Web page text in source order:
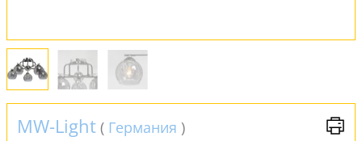
MW-Light ( Германия )